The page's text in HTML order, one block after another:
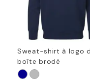
Sweat-shirt à logo
boîte brodé